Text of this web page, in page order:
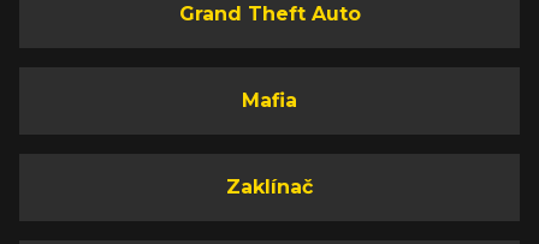
Grand Theft Auto
Mafia
Zaklínač